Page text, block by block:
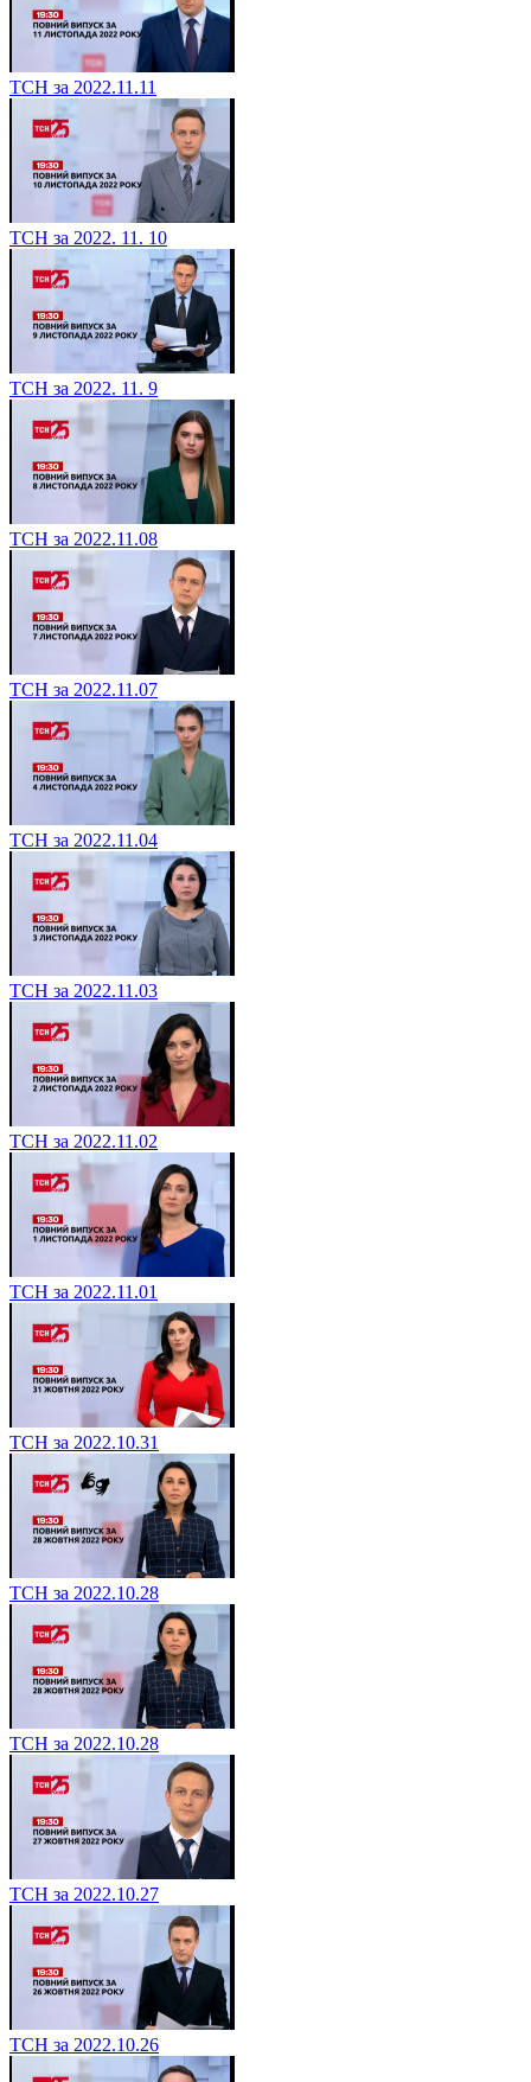
ТСН за 2022.11.11
ТСН за 2022. 11. 10
ТСН за 2022. 11. 9
ТСН за 2022.11.08
ТСН за 2022.11.07
ТСН за 2022.11.04
ТСН за 2022.11.03
ТСН за 2022.11.02
ТСН за 2022.11.01
ТСН за 2022.10.31
ТСН за 2022.10.28
ТСН за 2022.10.28
ТСН за 2022.10.27
ТСН за 2022.10.26